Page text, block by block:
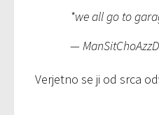
*we all go to
—
Verjetno se ji od srca